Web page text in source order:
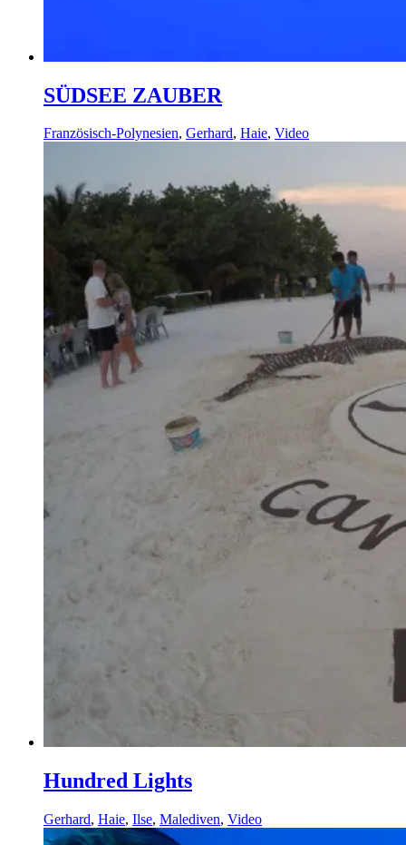
SÜDSEE ZAUBER
Französisch-Polynesien, Gerhard, Haie, Video
Hundred Lights
Gerhard, Haie, Ilse, Malediven, Video